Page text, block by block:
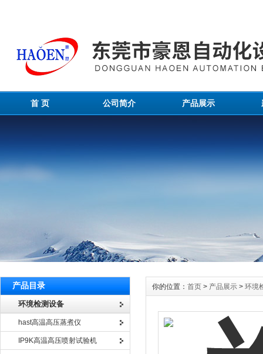
首 页 公司简介 产品展示
产品目录
环境检测设备
hast高温高压蒸煮仪
IP9K高温高压喷射试验机
你的位置： 首页 > 产品展示 > 环境